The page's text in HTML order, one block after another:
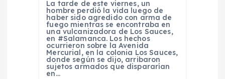
La tarde de este viernes, un
hombre perdió la vida luego de
haber sido agredido con arma de
fuego mientras se encontraba en
una vulcanizadora de Los Sauces,
en #Salamanca. Los hechos
ocurrieron sobre la Avenida
Mercurial, en la colonia Los Sauces,
donde según se dijo, arribaron
sujetos armados que dispararían
en…